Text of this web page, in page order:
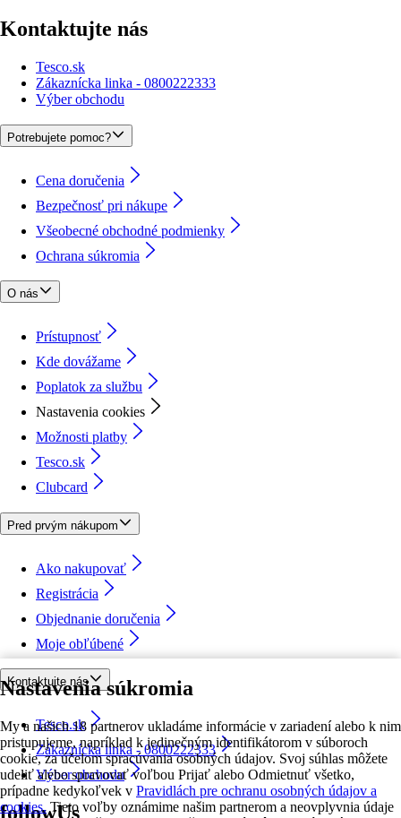
Nastavenia súkromia
My a našich 18 partnerov ukladáme informácie v zariadení alebo k nim
pristupujeme, napríklad k jedinečným identifikátorom v súboroch
cookie, za účelom spracúvania osobných údajov. Svoj súhlas môžete
udeliť alebo spravovať voľbou Prijať alebo Odmietnuť všetko,
prípadne kedykoľvek v Pravidlách pre ochranu osobných údajov a
cookies. Tieto voľby oznámime našim partnerom a neovplyvnia údaje
Kontaktujte nás
Tesco.sk
Zákaznícka linka - 0800222333
Výber obchodu
Potrebujete pomoc?
Cena doručenia
Bezpečnosť pri nákupe
Všeobecné obchodné podmienky
Ochrana súkromia
O nás
Prístupnosť
Kde dovážame
Poplatok za službu
Nastavenia cookies
Možnosti platby
Tesco.sk
Clubcard
Pred prvým nákupom
Ako nakupovať
Registrácia
Objednanie doručenia
Moje obľúbené
Kontaktujte nás
Tesco.sk
Zákaznícka linka - 0800222333
Výber obchodu
followUs